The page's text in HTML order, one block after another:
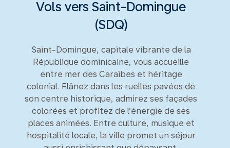
Vols vers Saint-Domingue
(SDQ)
Saint-Domingue, capitale vibrante de la
République dominicaine, vous accueille
entre mer des Caraïbes et héritage
colonial. Flânez dans les ruelles pavées de
son centre historique, admirez ses façades
colorées et profitez de l’énergie de ses
places animées. Entre culture, musique et
hospitalité locale, la ville promet un séjour